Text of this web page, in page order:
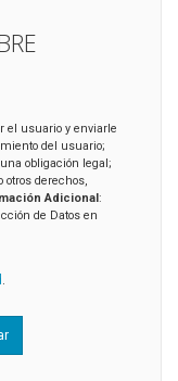
el usuario y enviarle
del usuario;
obligación legal;
otros derechos,
Adicional:
de Datos en
.